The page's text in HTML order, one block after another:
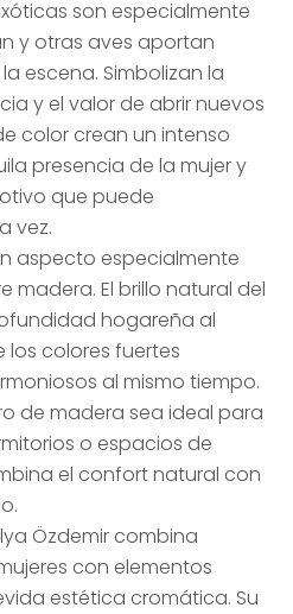
son especialmente
y otras aves aportan
escena. Simbolizan la
y el valor de abrir nuevos
color crean un intenso
presencia de la mujer y
que puede
vez.
aspecto especialmente
madera. El brillo natural del
hogareña al
colores fuertes
al mismo tiempo.
de madera sea ideal para
o espacios de
el confort natural con
Özdemir combina
con elementos
estética cromática. Su